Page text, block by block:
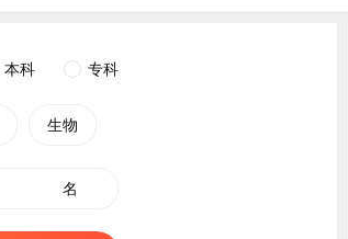
本科 专科
生物
名